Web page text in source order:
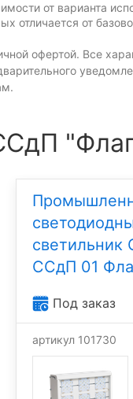
от варианта
отличается от
офертой. Все
светильник
ССдП 01
Под заказ
артикул 101730